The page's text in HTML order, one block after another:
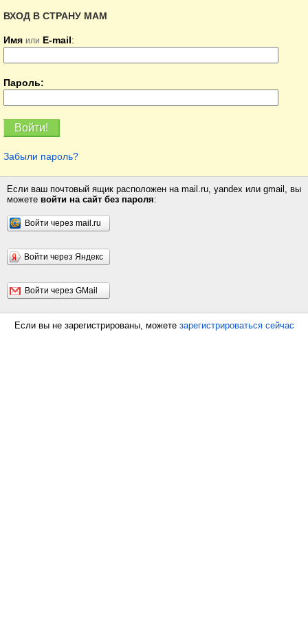
ВХОД В СТРАНУ МАМ
Имя или E-mail:
Пароль:
Забыли пароль?
Если ваш почтовый ящик расположен на mail.ru, yandex или gmail, вы
можете войти на сайт без пароля:
Войти через mail.ru
Войти через Яндекс
Войти через GMail
Если вы не зарегистрированы, можете зарегистрироваться сейчас